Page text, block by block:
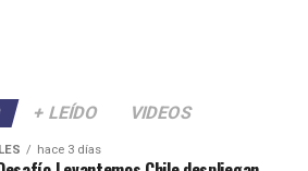
+ LEÍDO VIDEOS
hace 3 días